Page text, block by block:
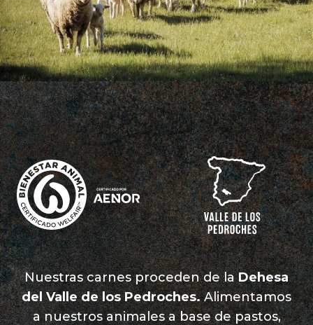
Nuestras carnes proceden de laDehesa
del Valle de los Pedroches.Alimentamos
a nuestros animales a base de pastos,